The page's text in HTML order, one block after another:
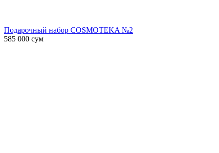
Подарочный набор COSMOTEKA №2
585 000 сум